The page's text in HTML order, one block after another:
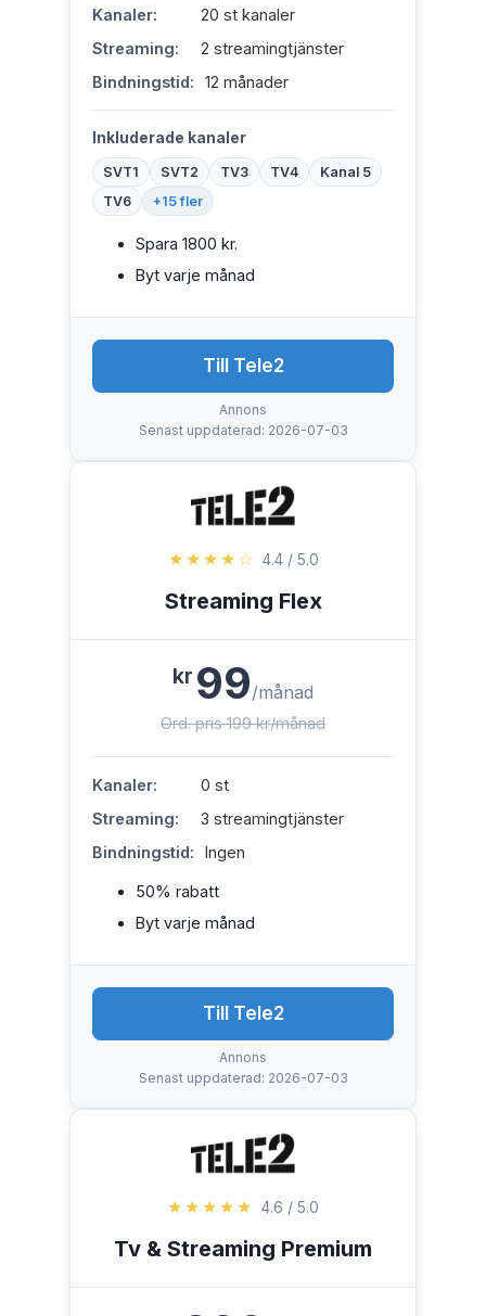
Kanaler:
20 st kanaler
Streaming:
2 streamingtjänster
Bindningstid:
12 månader
Inkluderade kanaler
SVT1 SVT2 TV3 TV4
Kanal 5
TV6
+15 fler
Spara 1800 kr.
Byt varje månad
Till Tele2
Annons
Senast uppdaterad: 2026-07-03
★★★★☆ 4.4 / 5.0
Streaming Flex
kr 99/månad
Ord. pris 199 kr/månad
Kanaler:
0 st
Streaming:
3 streamingtjänster
Bindningstid:
Ingen
50% rabatt
Byt varje månad
Till Tele2
Annons
Senast uppdaterad: 2026-07-03
★★★★★ 4.6 / 5.0
Tv & Streaming Premium